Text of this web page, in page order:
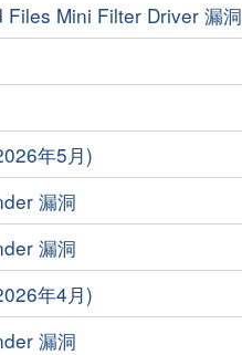
Mini Filter Driver 漏洞
年5月)
漏洞
漏洞
年4月)
漏洞